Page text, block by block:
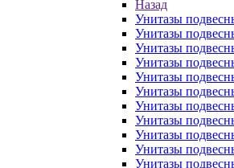
Назад
Унитазы
Унитазы
Унитазы
Унитазы
Унитазы
Унитазы
Унитазы
Унитазы
Унитазы
Унитазы
Унитазы